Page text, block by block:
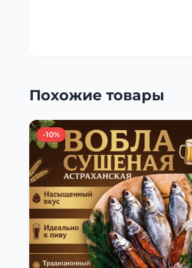
Похожие товары
-10%